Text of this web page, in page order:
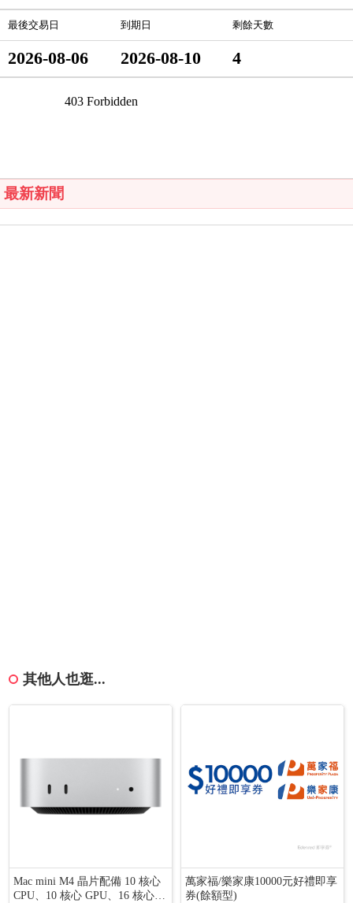
最後交易日 到期日 剩餘天數
2026-08-06 2026-08-10 4
最新新聞
其他人也逛...
Mac mini M4 晶片配備 10 核心
CPU、10 核心 GPU、16 核心 1
萬家福/樂家康10000元好禮即享
券(餘額型)